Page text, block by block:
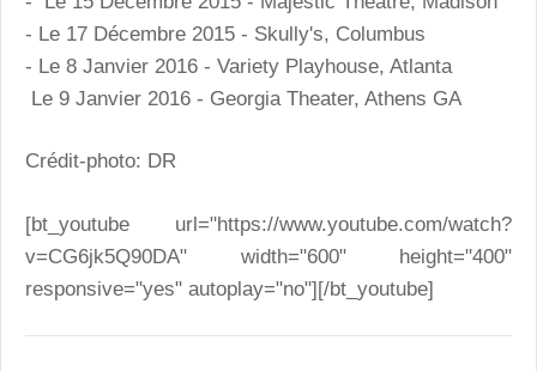
- Le 17 Décembre 2015 - Skully's, Columbus
- Le 8 Janvier 2016 - Variety Playhouse, Atlanta
Le 9 Janvier 2016 - Georgia Theater, Athens GA
Crédit-photo: DR
[bt_youtube url="https://www.youtube.com/watch?
v=CG6jk5Q90DA" width="600" height="400"
responsive="yes" autoplay="no"][/bt_youtube]